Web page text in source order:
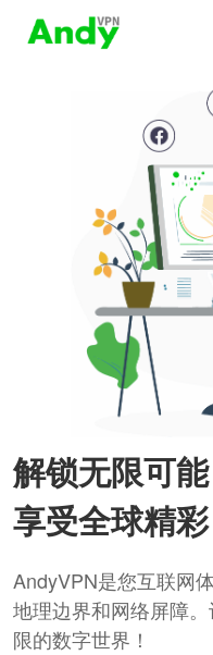
解锁无限可能
享受全球精彩
AndyVPN是您互联网
地理边界和网络屏障
限的数字世界！